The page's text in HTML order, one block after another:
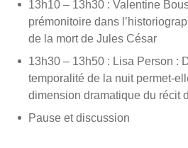
13h10 – 13h30 : Valentine
prémonitoire dans
de la mort de Jules César
13h30 – 13h50 : Lisa Person :
temporalité de la nuit permet-
dimension dramatique du récit
Pause et discussion